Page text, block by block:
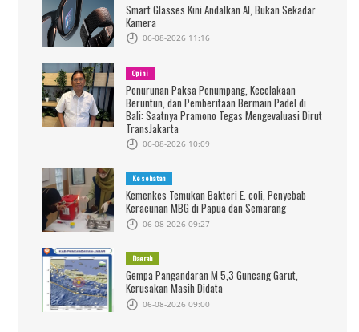
Smart Glasses Kini Andalkan AI, Bukan Sekadar
Kamera
06-08-2026 11:16
Opini
Penurunan Paksa Penumpang, Kecelakaan
Beruntun, dan Pemberitaan Bermain Padel di
Bali: Saatnya Pramono Tegas Mengevaluasi Dirut
TransJakarta
06-08-2026 10:09
Kesehatan
Kemenkes Temukan Bakteri E. coli, Penyebab
Keracunan MBG di Papua dan Semarang
06-08-2026 09:27
Daerah
Gempa Pangandaran M 5,3 Guncang Garut,
Kerusakan Masih Didata
06-08-2026 09:00